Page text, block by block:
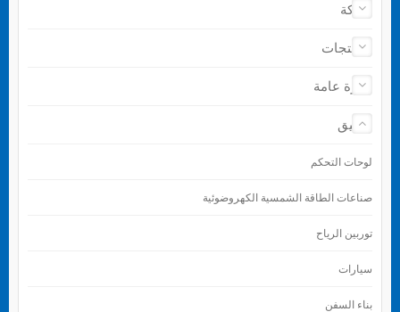
شركة
المنتجات
نظرة عامة
تطبيق
لوحات التحكم
صناعات الطاقة الشمسية الكهروضوئية
توربين الرياح
سيارات
بناء السفن